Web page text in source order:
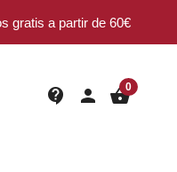
gratis a partir de 60€
contact_support person shopping_basket
0